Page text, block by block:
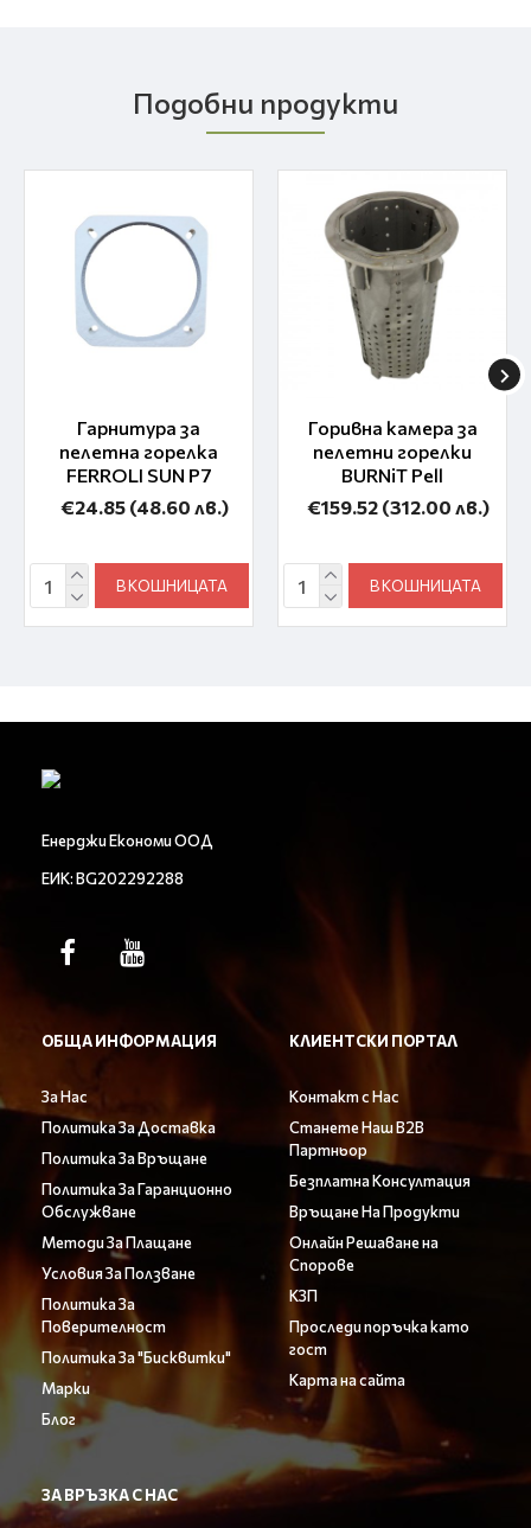
Подобни продукти
Гарнитура за
пелетна горелка
FERROLI SUN P7
€24.85 (48.60 лв.)
В КОШНИЦАТА
Горивна камера за
пелетни горелки
BURNiT Pell
€159.52 (312.00 лв.)
В КОШНИЦАТА
Енерджи Економи ООД
ЕИК: BG202292288
ОБЩА ИНФОРМАЦИЯ
За Нас
Политика За Доставка
Политика За Връщане
Политика За Гаранционно
Обслужване
Методи За Плащане
Условия За Ползване
Политика За
Поверителност
Политика За "Бисквитки"
Марки
Блог
КЛИЕНТСКИ ПОРТАЛ
Контакт с Нас
Станете Наш B2B
Партньор
Безплатна Консултация
Връщане На Продукти
Онлайн Решаване на
Спорове
КЗП
Проследи поръчка като
гост
Карта на сайта
ЗА ВРЪЗКА С НАС